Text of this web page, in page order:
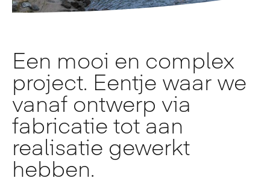
Een mooi en complex
project. Eentje waar we
vanaf ontwerp via
fabricatie tot aan
realisatie gewerkt
hebben.